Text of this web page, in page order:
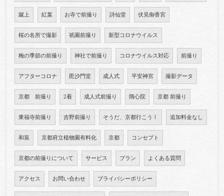
蹴上 紅葉 お寺で前撮り 詩仙堂 伏見御香宮
桜の名所で撮影 祇園前撮り 新型コロナウイルス
梅の季節の前撮り 神社で前撮り コロナウイルス対応 前撮り
アフターコロナ 毘沙門堂 成人式 平安神宮 撮影データ
京都 前撮り 2着 成人式前撮り 隋心院 京都 前撮り
東福寺前撮り 吉野前撮り そうだ、京都行こう！ 追加料金なし
和装 京都府立植物園有料化 京都 コンセプト
京都の前撮りについて サービス プラン よくある質問
アクセス お問い合わせ プライバシーポリシー